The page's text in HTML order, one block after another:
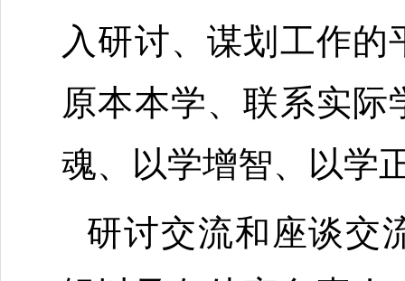
入研讨、谋划工作的
原本本学、联系实际
魂、 以学增智、 以学
研讨交流和座谈交